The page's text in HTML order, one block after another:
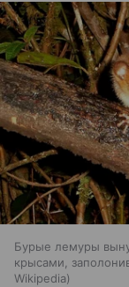
Бурые лемуры
крысами,
Wikipedia